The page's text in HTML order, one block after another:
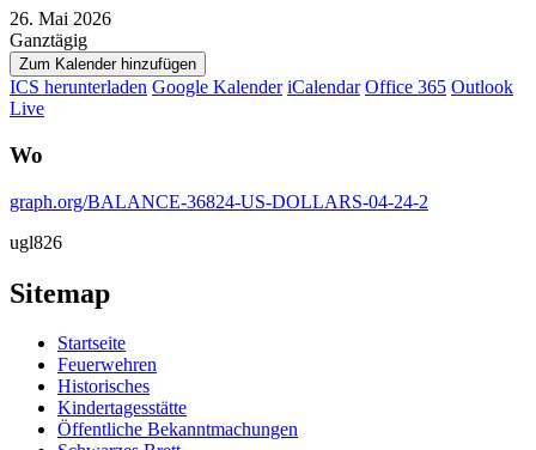
26. Mai 2026
Ganztägig
Zum Kalender hinzufügen
ICS herunterladen Google Kalender iCalendar Office 365 Outlook
Live
Wo
graph.org/BALANCE-36824-US-DOLLARS-04-24-2
ugl826
Sitemap
Startseite
Feuerwehren
Historisches
Kindertagesstätte
Öffentliche Bekanntmachungen